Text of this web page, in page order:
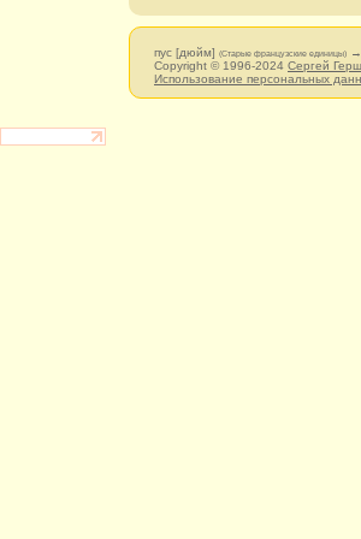
пус [дюйм] (Старые французские единицы) →
Copyright © 1996-2024 Сергей
Использование персональных